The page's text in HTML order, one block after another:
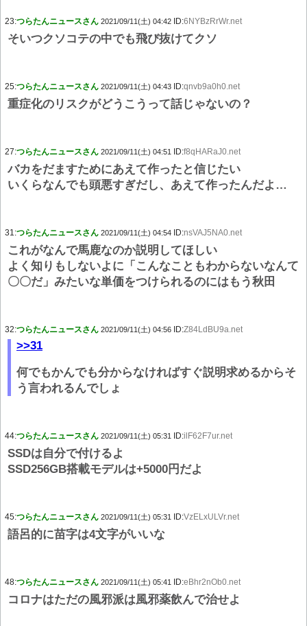
23:つらたんニュースさん 2021/09/11(土) 04:42 ID:6NYBzRrWr.net
そいつクソコテの中でも飛び抜けてクソ
25:つらたんニュースさん 2021/09/11(土) 04:43 ID:qnvb9a0h0.net
重症化のリスクがどうこうって話じゃないの？
27:つらたんニュースさん 2021/09/11(土) 04:51 ID:f8qHARaJ0.net
バカをだますためにあえて作ったと信じたい
いくらなんでも頭悪すぎだし、あえて作ったんだよ…
31:つらたんニュースさん 2021/09/11(土) 04:54 ID:nsVAJ5NA0.net
これがなんで馬鹿なのか説明してほしい
よく知りもしないよに「こんなこともわからないなんて
〇〇だ」みたいな単価をつけられるのにはもう秋田
32:つらたんニュースさん 2021/09/11(土) 04:56 ID:Z84LdBU9a.net
>>31
何でもかんでも分からなければすぐ説明求めるからそ
う言われるんでしょ
44:つらたんニュースさん 2021/09/11(土) 05:31 ID:ilF62F7ur.net
SSDは自分で付けるよ
SSD256GB搭載モデルは+5000円だよ
45:つらたんニュースさん 2021/09/11(土) 05:31 ID:VzELxULVr.net
語呂的に苗字は4文字がいいな
48:つらたんニュースさん 2021/09/11(土) 05:41 ID:eBhr2nOb0.net
コロナはただの風邪派は風邪薬飲んで治せよ